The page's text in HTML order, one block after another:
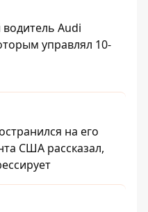
Audi
управлял 10-
на его
США рассказал,